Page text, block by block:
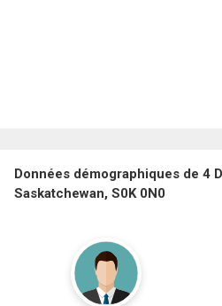
Données démographiques de 4
Saskatchewan, S0K 0N0